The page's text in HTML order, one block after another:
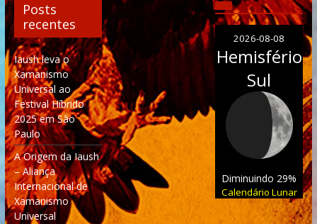
Posts
recentes
Iaush leva o
Xamanismo
Universal ao
Festival Híbrido
2025 em São
Paulo
A Origem da Iaush
– Aliança
Internacional de
Xamanismo
Universal
2026-08-08
Hemisfério
Sul
Diminuindo 29%
Calendário Lunar